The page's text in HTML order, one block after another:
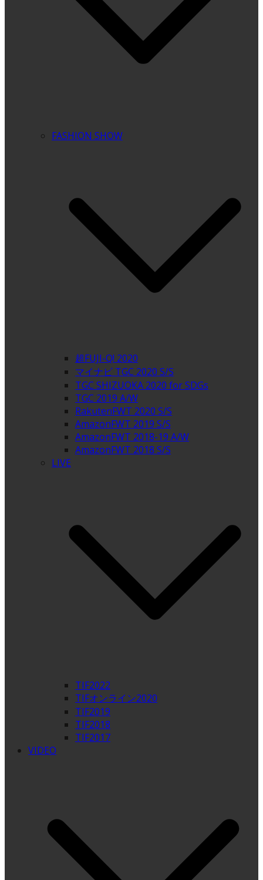
FASHION SHOW
超FUJI-Q! 2020
マイナビ TGC 2020 S/S
TGC SHIZUOKA 2020 for SDGs
TGC 2019 A/W
RakutenFWT 2020 S/S
AmazonFWT 2019 S/S
AmazonFWT 2018-19 A/W
AmazonFWT 2018 S/S
LIVE
TIF2022
TIFオンライン2020
TIF2019
TIF2018
TIF2017
VIDEO